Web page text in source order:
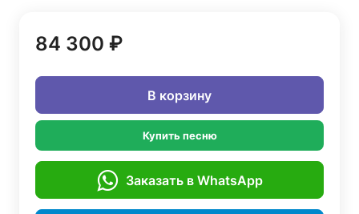
84 300 ₽
В корзину
Купить песню
Заказать в WhatsApp